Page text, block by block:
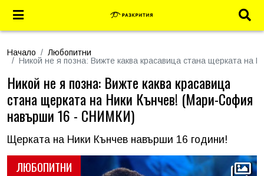
Начало
Любопитни
Никой не я позна: Вижте каква красавица стана щерката
ЛЮБОПИТНИ
Никой не я позна: Вижте каква красавица
стана щерката на Ники Кънчев! (Мари-София
навърши 16 - СНИМКИ)
Щерката на Ники Кънчев навърши 16 години!